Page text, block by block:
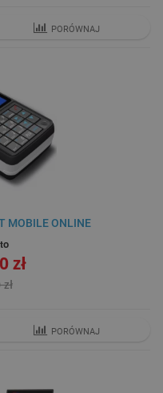
PORÓWNAJ
MOBILE ONLINE
zł
PORÓWNAJ